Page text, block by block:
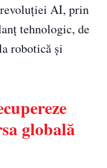
AI, prin
tehnologic, de
robotică și
globală